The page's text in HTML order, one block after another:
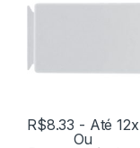
R$8.33 - Até 12x
Ou